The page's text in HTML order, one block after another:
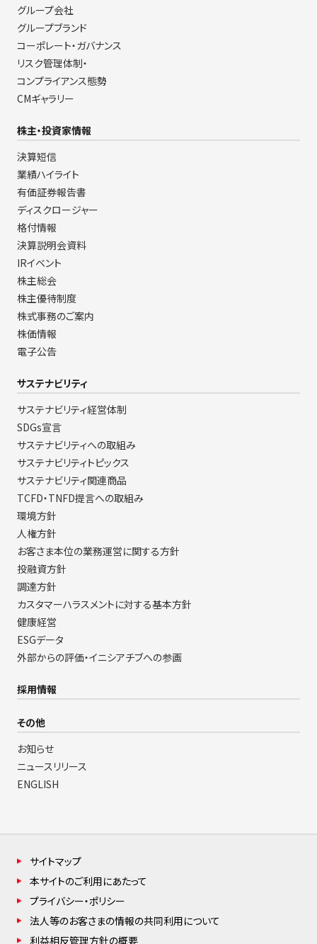
グループ会社
グループブランド
コーポレート・ガバナンス
リスク管理体制・
コンプライアンス態勢
CMギャラリー
株主・投資家情報
決算短信
業績ハイライト
有価証券報告書
ディスクロージャー
格付情報
決算説明会資料
IRイベント
株主総会
株主優待制度
株式事務のご案内
株価情報
電子公告
サステナビリティ
サステナビリティ経営体制
SDGs宣言
サステナビリティへの取組み
サステナビリティトピックス
サステナビリティ関連商品
TCFD・TNFD提言への取組み
環境方針
人権方針
お客さま本位の業務運営に関する方針
投融資方針
調達方針
カスタマーハラスメントに対する基本方針
健康経営
ESGデータ
外部からの評価・イニシアチブへの参画
採用情報
その他
お知らせ
ニュースリリース
ENGLISH
サイトマップ
本サイトのご利用にあたって
プライバシー・ポリシー
法人等のお客さまの情報の共同利用について
利益相反管理方針の概要